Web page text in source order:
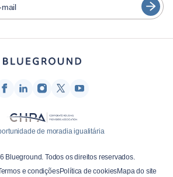
mobiliado
de moradia igualitária
Blueground. Todos os direitos reservados.
e condiçõesPolítica de cookiesMapa do site